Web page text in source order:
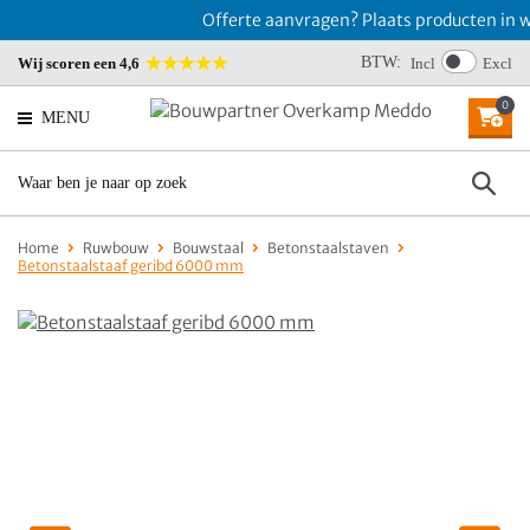
Offerte aanvragen? Plaats producten in
Wij scoren een 4,6 BTW: Incl Excl
MENU
0
Home Ruwbouw Bouwstaal
Betonstaalstaven
Betonstaalstaaf geribd 6000 mm